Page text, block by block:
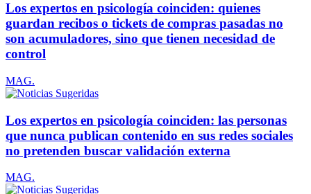
Los expertos en psicología coinciden: quienes
guardan recibos o tickets de compras pasadas no
son acumuladores, sino que tienen necesidad de
control
MAG.
Los expertos en psicología coinciden: las personas
que nunca publican contenido en sus redes sociales
no pretenden buscar validación externa
MAG.